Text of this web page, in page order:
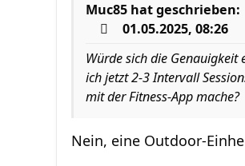
Muc85 hat geschrieben:
01.05.2025, 08:26
Würde sich die Genauigkeit
ich jetzt 2-3 Intervall
mit der Fitness-App mache?
Nein, eine Outdoor-